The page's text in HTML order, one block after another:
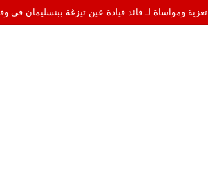
تعزية ومواساة لـ قائد قيادة عين تيزغة ببنسليمان في